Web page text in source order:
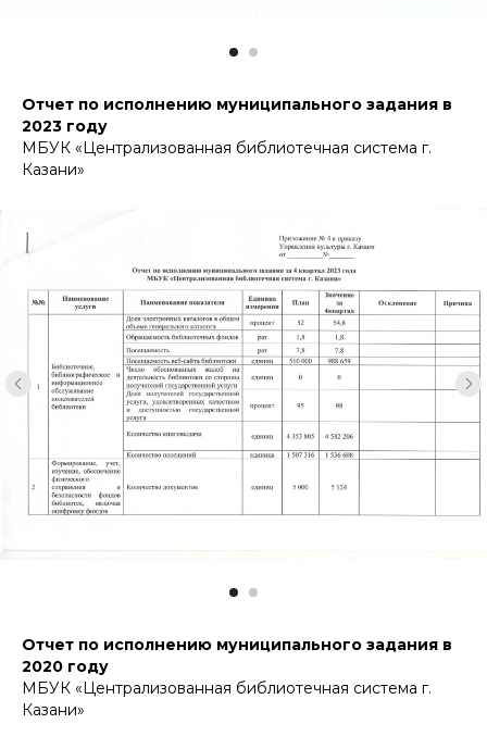
Отчет по исполнению муниципального задания в
2023 году
МБУК «Централизованная библиотечная система г.
Казани»
Отчет по исполнению муниципального задания в
2020 году
МБУК «Централизованная библиотечная система г.
Казани»